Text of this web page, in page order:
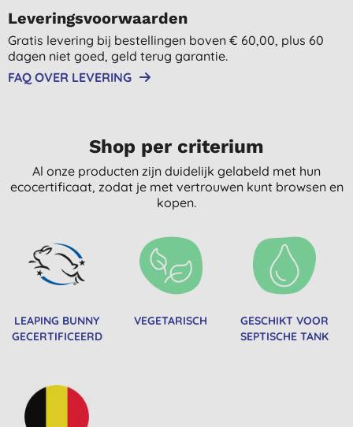
Leveringsvoorwaarden
Gratis levering bij bestellingen boven € 60,00, plus 60
dagen niet goed, geld terug garantie.
FAQ OVER LEVERING
Shop per criterium
Al onze producten zijn duidelijk gelabeld met hun
ecocertificaat, zodat je met vertrouwen kunt browsen en
kopen.
LEAPING BUNNY
GECERTIFICEERD
VEGETARISCH
GESCHIKT VOOR
SEPTISCHE TANK